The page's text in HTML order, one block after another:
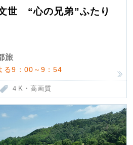
世 “心の兄弟”ふたり
旅
る9：00～9：54
４K・高画質